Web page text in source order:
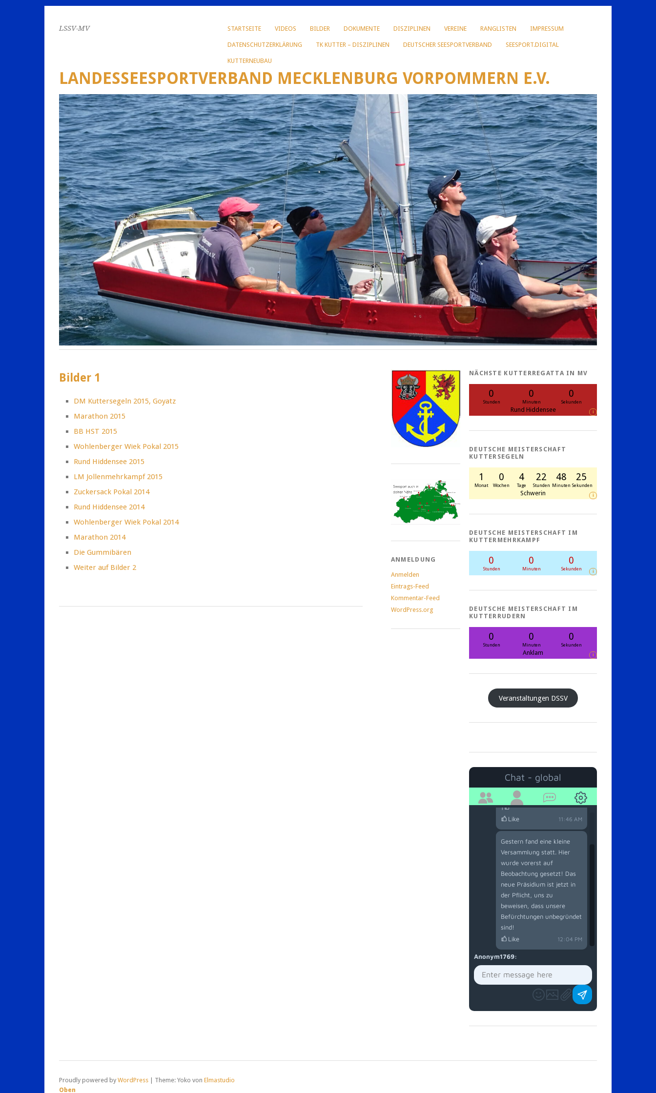
STARTSEITE VIDEOS BILDER DOKUMENTE DISZIPLINEN VEREINE RANGLISTEN IMPRESSUM
DATENSCHUTZERKLÄRUNG TK KUTTER – DISZIPLINEN DEUTSCHER SEESPORTVERBAND SEESPORT.DIGITAL
KUTTERNEUBAU
LANDESSEESPORTVERBAND MECKLENBURG VORPOMMERN E.V.
LSSV-MV
Bilder 1
DM Kuttersegeln 2015, Goyatz
Marathon 2015
BB HST 2015
Wohlenberger Wiek Pokal 2015
Rund Hiddensee 2015
LM Jollenmehrkampf 2015
Zuckersack Pokal 2014
Rund Hiddensee 2014
Wohlenberger Wiek Pokal 2014
Marathon 2014
Die Gummibären
Weiter auf Bilder 2
ANMELDUNG
Anmelden
Eintrags-Feed
Kommentar-Feed
WordPress.org
NÄCHSTE KUTTERREGATTA IN MV
0
Stunden
0
Minuten
0
Sekunden
Rund Hiddensee i
DEUTSCHE MEISTERSCHAFT
KUTTERSEGELN
1
Monat
0
Wochen
4
Tage
22
Stunden
48
Minuten
24
Sekunden
Schwerin i
DEUTSCHE MEISTERSCHAFT IM
KUTTERMEHRKAMPF
0
Stunden
0
Minuten
0
Sekunden i
DEUTSCHE MEISTERSCHAFT IM
KUTTERRUDERN
0
Stunden
0
Minuten
0
Sekunden
Anklam i
Veranstaltungen DSSV
Chat - global
Thorsten Schliecker
Moin! Haben schon alle den
offenen Brief gelesen?
1
Like 11:46 AM
Gestern fand eine kleine
Versammlung statt. Hier
wurde vorerst auf
Beobachtung gesetzt! Das
neue Präsidium ist jetzt in
der Pflicht, uns zu
beweisen, dass unsere
Befürchtungen unbegründet
sind!
Like
12:04 PM
Anonym1769:
Proudly powered by WordPress Theme: Yoko von Elmastudio
Oben